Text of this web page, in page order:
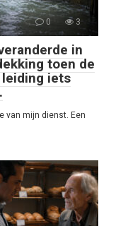
0 3
in
toen de
iets
van mijn dienst. Een